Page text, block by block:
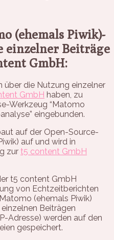
(ehemals Piwik)-
einzelner Beiträge
GmbH:
die Nutzung einzelner
GmbH haben, zu
Werkzeug “Matomo
eingebunden.
auf der Open-Source-
auf und wird in
zur t5 content GmbH
t5 content GmbH
von Echtzeitberichten
(ehemals Piwik)
Beiträgen
Adresse) werden auf den
gespeichert.